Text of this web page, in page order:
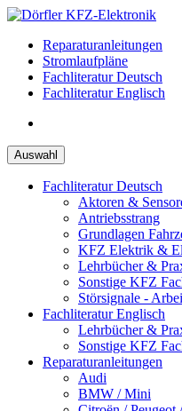
Zum
springenReparaturanleitungen
Stromlaufpläne
Fachliteratur Deutsch
Fachliteratur Englisch
Auswahl
Fachliteratur Deutsch
Aktoren &
Antriebsstrang
Grundlagen
KFZ Elektrik &
Lehrbücher &
Sonstige KFZ
Störsignale -
Fachliteratur Englisch
Lehrbücher &
Sonstige KFZ
Reparaturanleitungen
Audi
BMW / Mini